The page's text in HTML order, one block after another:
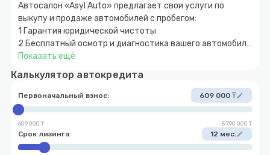
Автосалон «Asyl Auto» предлагает свои услуги по
выкупу и продаже автомобилей с пробегом:
1 Гарантия юридической чистоты
2 Бесплатный осмотр и диагностика вашего автомобиля
3 Быстрое и прозрачное оформление
расчет
5 Возможность покупки авто в кредит с
первоначальным взносом от 10%
6 Обмен автомобиля с доплатой в обе стороны
7 Выкуп вашего автомобиля
Показать ещё
Калькулятор автокредита
Первоначальный взнос: 609 000 ₸edit
609 000 ₸ 5 790 000 ₸
Срок лизинга 12 мес.edit